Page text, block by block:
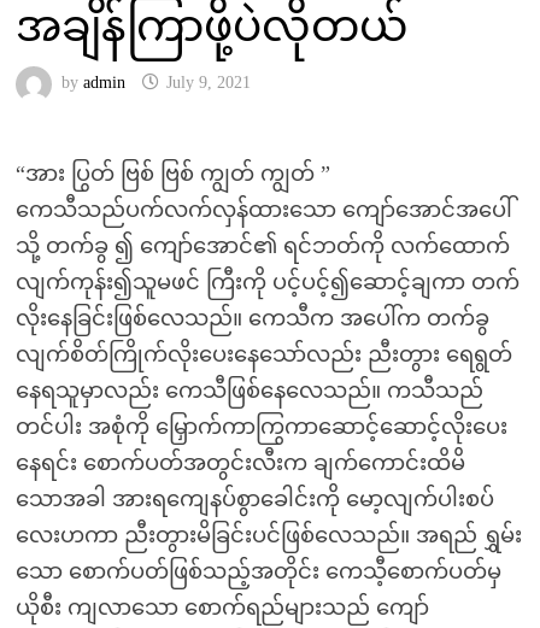
အချိန်ကြာဖို့ပဲလိုတယ်
by admin July 9, 2021
“အား ပြွတ် ဗြစ် ဗြစ် ကျွတ် ကျွတ် ”
ကေသီသည်ပက်လက်လှန်ထားသော ကျော်အောင်အပေါ်
သို့ တက်ခွ ၍ ကျော်အောင်၏ ရင်ဘတ်ကို လက်ထောက်
လျက်ကုန်း၍သူမဖင် ကြီးကို ပင့်ပင့်၍ဆောင့်ချကာ တက်
လိုးနေခြင်းဖြစ်လေသည်။ ကေသီက အပေါ်က တက်ခွ
လျက်စိတ်ကြိုက်လိုးပေးနေသော်လည်း ညီးတွား ရေရွတ်
နေရသူမှာလည်း ကေသီဖြစ်နေလေသည်။ ကသီသည်
တင်ပါး အစုံကို မြှောက်ကာကြွကာဆောင့်ဆောင့်လိုးပေး
နေရင်း စောက်ပတ်အတွင်းလီးက ချက်ကောင်းထိမိ
သောအခါ အားရကျေနပ်စွာခေါင်းကို မော့လျက်ပါးစပ်
လေးဟကာ ညီးတွားမိခြင်းပင်ဖြစ်လေသည်။ အရည် ရွှမ်း
သော စောက်ပတ်ဖြစ်သည့်အတိုင်း ကေသီ့စောက်ပတ်မှ
ယိုစီး ကျလာသော စောက်ရည်များသည် ကျော်